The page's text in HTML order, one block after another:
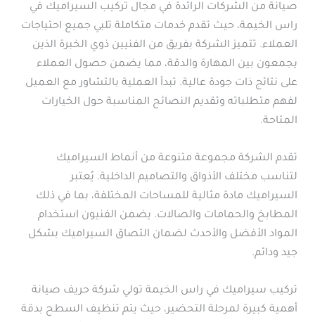
صيانة من الشركات الرائدة في مجال تركيب السيراميك في
راس الخيمة، حيث تقدم خدمات متكاملة تلبي جميع احتياجات
العملاء. تتميز الشركة بفريق من الفنيين ذوي الخبرة الذين
يجمعون بين المهارة والدقة، مما يضمن حصول العملاء
على نتائج ذات جودة عالية. تبدأ العملية بالتشاور مع العميل
لفهم متطلباته وتقديم النصائح المناسبة حول الخيارات
المتاحة.
تقدم الشركة مجموعة متنوعة من أنماط السيراميك
لتناسب مختلف الأذواق والتصاميم الداخلية. يُعتبر
السيراميك مادة مثالية للمساحات المختلفة، بما في ذلك
المطابخ والحمامات والصالات. يضمن الفنيون استخدام
المواد الأفضل والأحدث لضمان التصاق السيراميك بشكل
جيد ودائم.
تركيب سيراميك في راس الخيمة تولي شركة حريف صيانة
أهمية كبيرة لمرحلة التحضير، حيث يتم تنظيف السطح بدقة